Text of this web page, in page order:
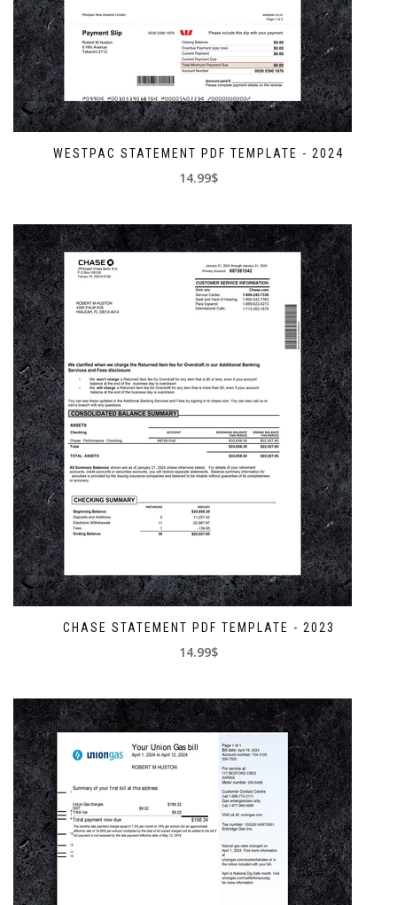
WESTPAC STATEMENT PDF TEMPLATE - 2024
14.99$
CHASE STATEMENT PDF TEMPLATE - 2023
14.99$